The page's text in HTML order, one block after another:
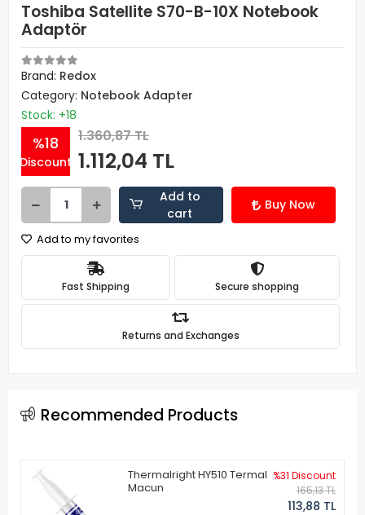
Toshiba Satellite S70-B-10X Notebook
Adaptör
Brand: Redox
Category: Notebook Adapter
Stock: +18
%18
Discount
1.360,87 TL
1.112,04 TL
Add to
cart
Buy Now
Add to my favorites
Fast Shipping Secure shopping
Returns and Exchanges
Recommended Products
Thermalright HY510 Termal
Macun
%31 Discount
165,13 TL
113,88 TL